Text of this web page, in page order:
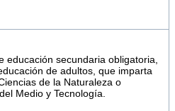
educación secundaria obligatoria,
de adultos, que imparta
de la Naturaleza o
Medio y Tecnología.